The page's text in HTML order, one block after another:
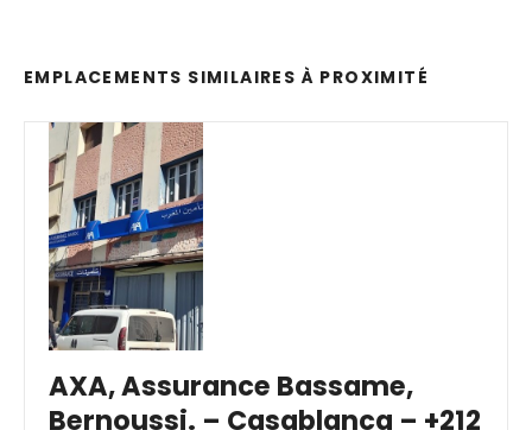
EMPLACEMENTS SIMILAIRES À PROXIMITÉ
AXA, Assurance Bassame,
Bernoussi. – Casablanca – +212